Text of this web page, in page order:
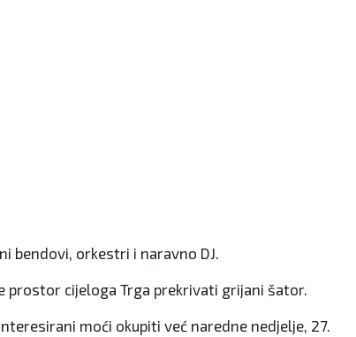
bendovi, orkestri i naravno DJ.
prostor cijeloga Trga prekrivati grijani šator.
moći okupiti već naredne nedjelje, 27.